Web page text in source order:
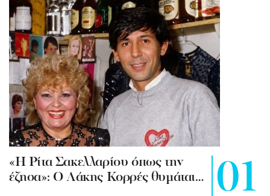
«Η Ρίτα Σακελλαρίου όπως την
έζησα»: Ο Λάκης Κορρές θυμάται…